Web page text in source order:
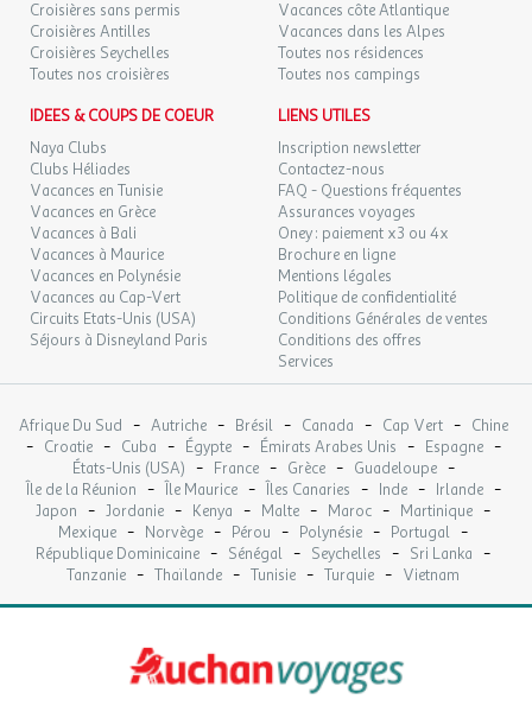
Croisières sans permis
Croisières Antilles
Croisières Seychelles
Toutes nos croisières
Vacances côte Atlantique
Vacances dans les Alpes
Toutes nos résidences
Toutes nos campings
IDEES & COUPS DE COEUR
Naya Clubs
Clubs Héliades
Vacances en Tunisie
Vacances en Grèce
Vacances à Bali
Vacances à Maurice
Vacances en Polynésie
Vacances au Cap-Vert
Circuits Etats-Unis (USA)
Séjours à Disneyland Paris
LIENS UTILES
Inscription newsletter
Contactez-nous
FAQ - Questions fréquentes
Assurances voyages
Oney : paiement x3 ou 4x
Brochure en ligne
Mentions légales
Politique de confidentialité
Conditions Générales de ventes
Conditions des offres
Services
Afrique Du Sud - Autriche - Brésil - Canada - Cap Vert - Chine
- Croatie - Cuba - Égypte - Émirats Arabes Unis - Espagne -
États-Unis (USA) - France - Grèce - Guadeloupe -
Île de la Réunion - Île Maurice - Îles Canaries - Inde - Irlande -
Japon - Jordanie - Kenya - Malte - Maroc - Martinique -
Mexique - Norvège - Pérou - Polynésie - Portugal -
République Dominicaine - Sénégal - Seychelles - Sri Lanka -
Tanzanie - Thaïlande - Tunisie - Turquie - Vietnam